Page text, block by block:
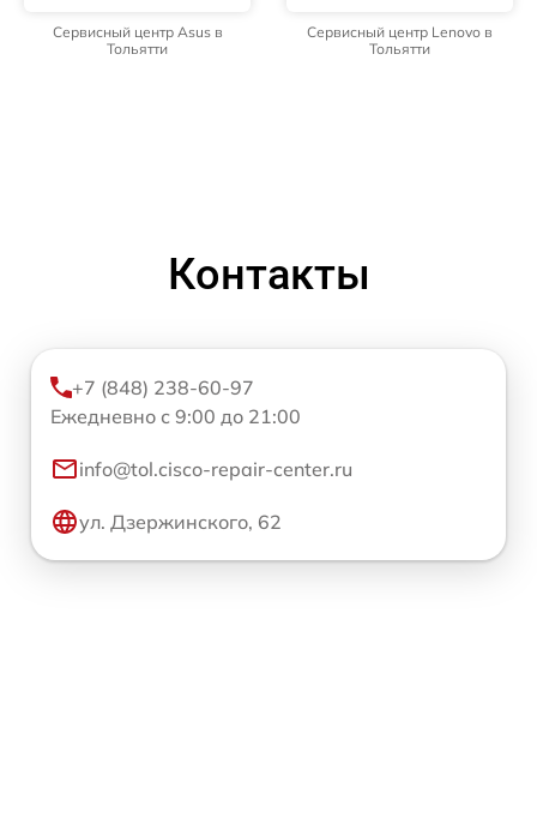
Сервисный центр Asus в
Тольятти
Сервисный центр Lenovo в
Тольятти
Контакты
+7 (848) 238-60-97
Ежедневно с 9:00 до 21:00
info@tol.cisco-repair-center.ru
ул. Дзержинского, 62